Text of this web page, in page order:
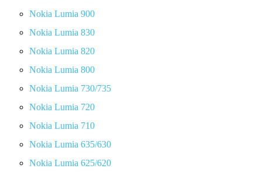
Nokia Lumia 900
Nokia Lumia 830
Nokia Lumia 820
Nokia Lumia 800
Nokia Lumia 730/735
Nokia Lumia 720
Nokia Lumia 710
Nokia Lumia 635/630
Nokia Lumia 625/620